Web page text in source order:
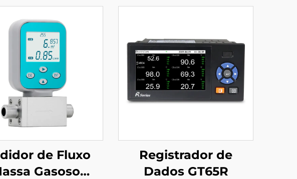
de Fluxo
Gasoso
Registrador de
Dados GT65R